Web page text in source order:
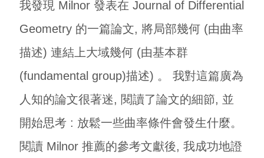
我發現 Milnor 發表在 Journal of Differential
Geometry 的一篇論文, 將局部幾何 (由曲率
描述) 連結上大域幾何 (由基本群
(fundamental group)描述) 。 我對這篇廣為
人知的論文很著迷, 閱讀了論文的細節, 並
開始思考 : 放鬆一些曲率條件會發生什麼。
閱讀 Milnor 推薦的參考文獻後, 我成功地證